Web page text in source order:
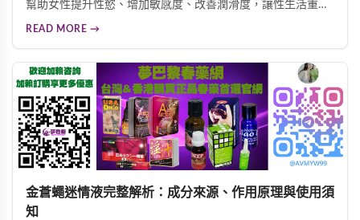
幫助女性提升性慾、增加敏感度、改善潤滑度，讓性生活重新
READ MORE →
金蒼蠅迷情液完整解析：成分來源、作用原理與使用須
知